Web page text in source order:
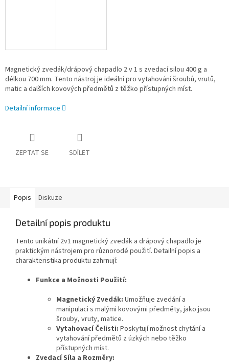
Magnetický zvedák/drápový chapadlo 2 v 1 s zvedací silou 400 g a
délkou 700 mm. Tento nástroj je ideální pro vytahování šroubů, vrutů,
matic a dalších kovových předmětů z těžko přístupných míst.
Detailní informace
ZEPTAT SE SDÍLET
Popis Diskuze
Detailní popis produktu
Tento unikátní 2v1 magnetický zvedák a drápový chapadlo je
praktickým nástrojem pro různorodé použití. Detailní popis a
charakteristika produktu zahrnují:
Funkce a Možnosti Použití:
Magnetický Zvedák: Umožňuje zvedání a
manipulaci s malými kovovými předměty, jako jsou
šrouby, vruty, matice.
Vytahovací Čelisti: Poskytují možnost chytání a
vytahování předmětů z úzkých nebo těžko
přístupných míst.
Zvedací Síla a Rozměry: